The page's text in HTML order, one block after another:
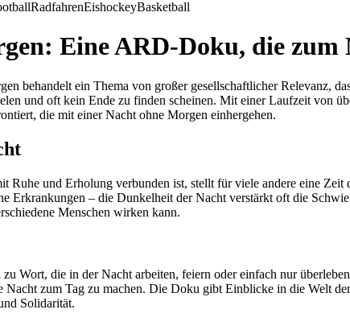
RadfahrenEishockeyBasketball
Eine ARD-Doku, die zum
behandelt ein Thema von großer gesellschaftlicher Relevanz,
und oft kein Ende zu finden scheinen. Mit einer Laufzeit von
die mit einer Nacht ohne Morgen einhergehen.
Ruhe und Erholung verbunden ist, stellt für viele andere eine
Erkrankungen – die Dunkelheit der Nacht verstärkt oft die
Menschen wirken kann.
Wort, die in der Nacht arbeiten, feiern oder einfach nur
Nacht zum Tag zu machen. Die Doku gibt Einblicke in die Welt
Solidarität.